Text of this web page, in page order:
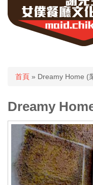
您在這裡
首頁 » Dreamy Home (
Dreamy